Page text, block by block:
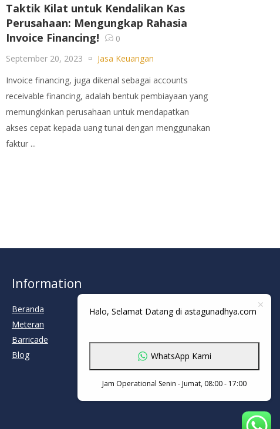
Taktik Kilat untuk Kendalikan Kas
Perusahaan: Mengungkap Rahasia
Invoice Financing!
0
September 20, 2023
Jasa Keuangan
Invoice financing, juga dikenal sebagai accounts
receivable financing, adalah bentuk pembiayaan yang
memungkinkan perusahaan untuk mendapatkan
akses cepat kepada uang tunai dengan menggunakan
faktur ...
Information
Beranda
Meteran
Barricade
Blog
Halo, Selamat Datang di astagunadhya.com
WhatsApp Kami
Jam Operational Senin - Jumat, 08:00 - 17:00